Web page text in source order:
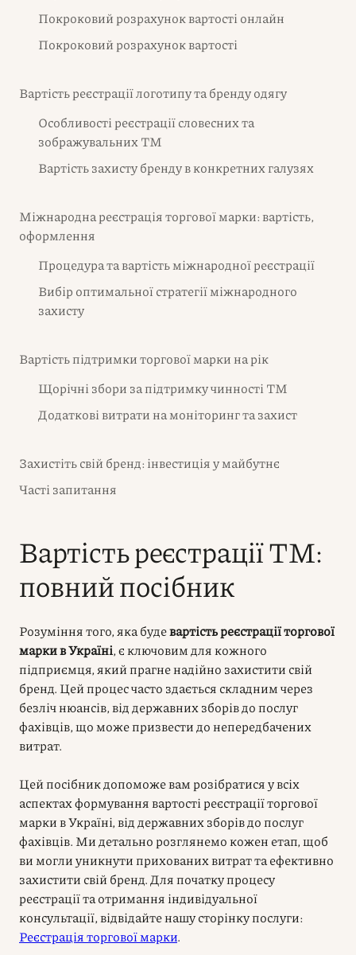
Покроковий розрахунок вартості онлайн
Покроковий розрахунок вартості
Вартість реєстрації логотипу та бренду одягу
Особливості реєстрації словесних та
зображувальних ТМ
Вартість захисту бренду в конкретних галузях
Міжнародна реєстрація торгової марки: вартість,
оформлення
Процедура та вартість міжнародної реєстрації
Вибір оптимальної стратегії міжнародного
захисту
Вартість підтримки торгової марки на рік
Щорічні збори за підтримку чинності ТМ
Додаткові витрати на моніторинг та захист
Захистіть свій бренд: інвестиція у майбутнє
Часті запитання
Вартість реєстрації ТМ:
повний посібник
Розуміння того, яка будевартість реєстрації торгової
марки в Україні, є ключовим для кожного
підприємця, який прагне надійно захистити свій
бренд. Цей процес часто здається складним через
безліч нюансів, від державних зборів до послуг
фахівців, що може призвести до непередбачених
витрат.
Цей посібник допоможе вам розібратися у всіх
аспектах формування вартості реєстрації торгової
марки в Україні, від державних зборів до послуг
фахівців. Ми детально розглянемо кожен етап, щоб
ви могли уникнути прихованих витрат та ефективно
захистити свій бренд. Для початку процесу
реєстрації та отримання індивідуальної
консультації, відвідайте нашу сторінку послуги:
Реєстрація торгової марки.